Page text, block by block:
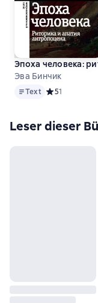
Эпоха человека:
Эва Бинчик
TextText Средний
51
Leser dieser